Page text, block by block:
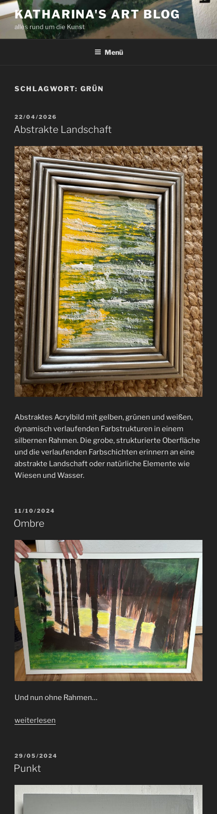
Zum
Inhalt
springen
KATHARINA'S ART BLOG
alles rund um die Kunst
Menü
SCHLAGWORT: GRÜN
VERÖFFENTLICHT
AM
22/04/2026
Abstrakte Landschaft
Abstraktes Acrylbild mit gelben, grünen und weißen,
dynamisch verlaufenden Farbstrukturen in einem
silbernen Rahmen. Die grobe, strukturierte Oberfläche
und die verlaufenden Farbschichten erinnern an eine
abstrakte Landschaft oder natürliche Elemente wie
Wiesen und Wasser.
VERÖFFENTLICHT
AM
11/10/2024
Ombre
Und nun ohne Rahmen…
„Ombre“
weiterlesen
VERÖFFENTLICHT
AM
29/05/2024
Punkt